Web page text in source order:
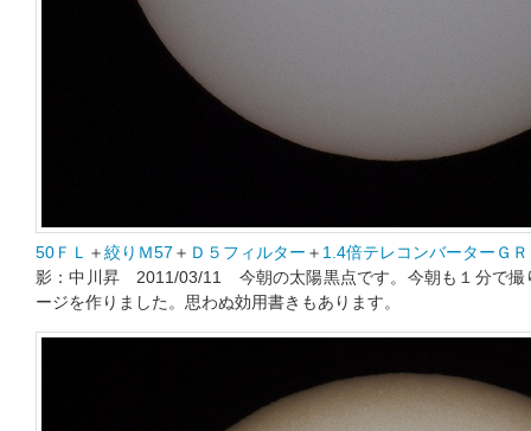
50ＦＬ ＋絞りＭ57 ＋ Ｄ５フィルター ＋ 1.4倍テレコンバーターＧ
影：中川昇 2011/03/11 今朝の太陽黒点です。今朝も１分で撮
ージを作りました。思わぬ効用書きもあります。